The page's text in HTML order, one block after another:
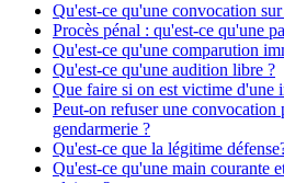
Qu'est-ce qu'une convocation
Procès pénal : qu'est-ce qu'une
Qu'est-ce qu'une comparution
Qu'est-ce qu'une audition libre ?
Que faire si on est victime d'une
Peut-on refuser une convocation
gendarmerie ?
Qu'est-ce que la légitime
Qu'est-ce qu'une main courante